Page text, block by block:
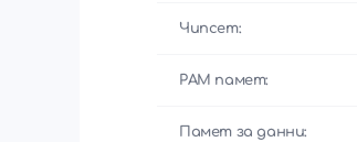
Чипсет:
РАМ памет:
Памет за данни: